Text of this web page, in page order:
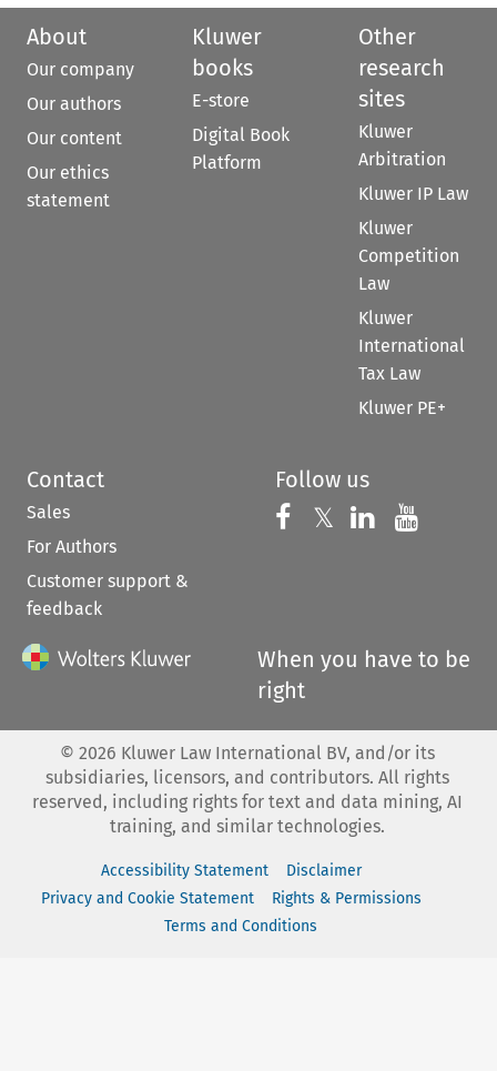
About
Our company
Our authors
Our content
Our ethics
statement
Kluwer
books
E-store
Digital Book
Platform
Other
research
sites
Kluwer
Arbitration
Kluwer IP Law
Kluwer
Competition
Law
Kluwer
International
Tax Law
Kluwer PE+
Contact
Sales
For Authors
Customer support &
feedback
Follow us
Follow us on
𝕏 Follow us on
Follow us
When you have to be
right
© 2026 Kluwer Law International BV, and/or its
subsidiaries, licensors, and contributors. All rights
reserved, including rights for text and data mining, AI
training, and similar technologies.
Accessibility Statement
Disclaimer
Privacy and Cookie Statement
Rights & Permissions
Terms and Conditions